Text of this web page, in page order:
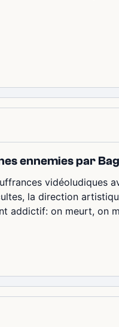
ennemies par
vidéoludiques
la direction
addictif: on meurt, on